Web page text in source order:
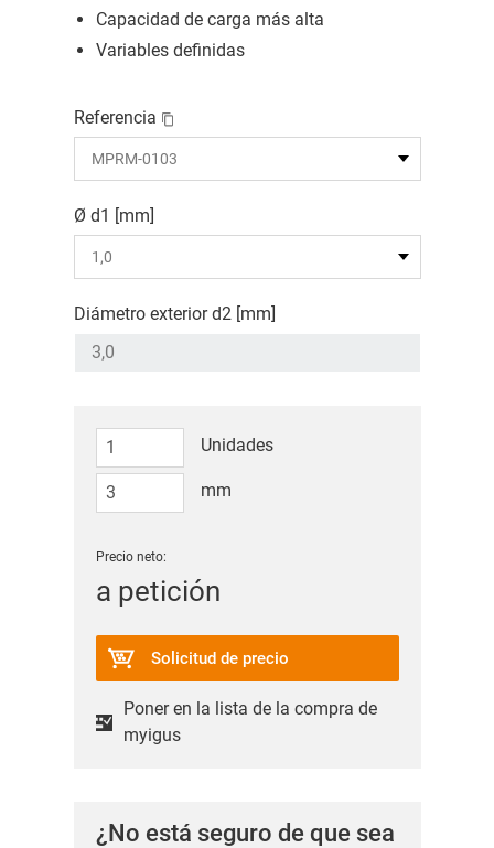
Capacidad de carga más alta
Variables definidas
Referencia
Ø d1 [mm]
Diámetro exterior d2 [mm]
Unidades
mm
Precio neto:
a petición
Solicitud de precio
Poner en la lista de la compra de
myigus
¿No está seguro de que sea